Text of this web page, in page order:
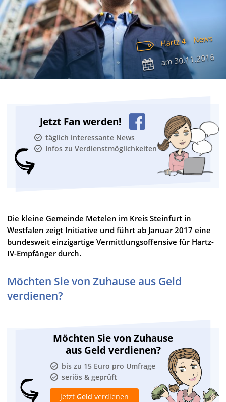
Hartz 4 News
am30.11.2016
Jetzt Fan werden!
täglich interessante News
Infos zu Verdienstmöglichkeiten
Die kleine Gemeinde Metelen im Kreis Steinfurt in
Westfalen zeigt Initiative und führt ab Januar 2017 eine
bundesweit einzigartige Vermittlungsoffensive für Hartz-
IV-Empfänger durch.
Möchten Sie von Zuhause aus Geld
verdienen?
Möchten Sie von Zuhause
aus Geld verdienen?
bis zu 15 Euro pro Umfrage
seriös & geprüft
Jetzt Geld verdienen